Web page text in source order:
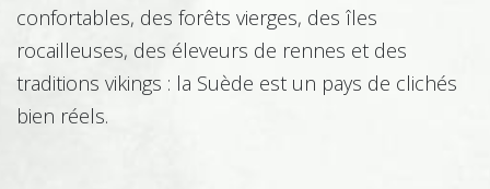
Bâtiment – Construction
confortables, des forêts vierges, des îles
rocailleuses, des éleveurs de rennes et des
traditions vikings : la Suède est un pays de clichés
bien réels.